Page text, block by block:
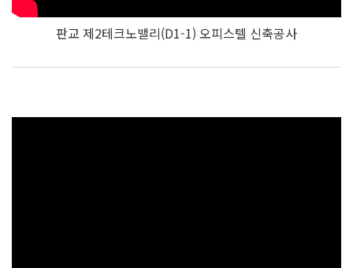
판교 제2테크노밸리(D1-1) 오피스텔 신축공사